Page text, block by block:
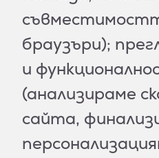
браузъри);
и
(анализираме
сайта,